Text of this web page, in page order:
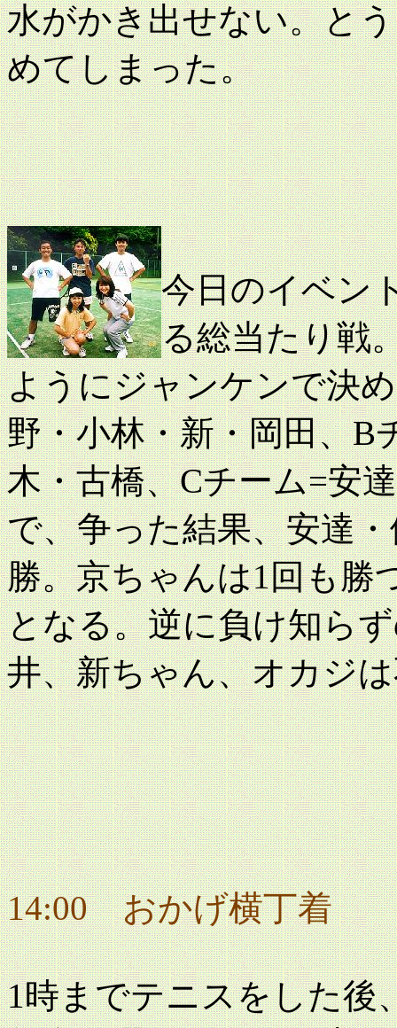
水がかき出せない。と
めてしまった。
今日のイベン
る総当たり戦
ようにジャンケンで決
野・小林・新・岡田、B
木・古橋、Cチーム=安
で、争った結果、安達
勝。京ちゃんは1回も勝
となる。逆に負け知ら
井、新ちゃん、オカジ
14:00 おかげ横丁着
1時までテニスをした後